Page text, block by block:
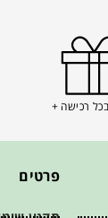
רכישה +
פרטים